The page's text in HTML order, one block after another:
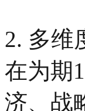
2. 多维
在为期
济、战